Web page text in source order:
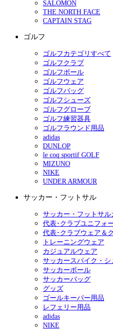
SALOMON
THE NORTH FACE
CAPTAIN STAG
ゴルフ
ゴルフカテゴリすべて
ゴルフクラブ
ゴルフボール
ゴルフウェア
ゴルフバッグ
ゴルフシューズ
ゴルフグローブ
ゴルフ練習器具
ゴルフラウンド用品
adidas
DUNLOP
le coq sportif GOLF
MIZUNO
NIKE
UNDER ARMOUR
サッカー・フットサル
サッカー・フットサル
代表･クラブユニフォ
代表･クラブウェア＆
トレーニングウェア
カジュアルウェア
サッカースパイク・シ
サッカーボール
サッカーバッグ
グッズ
ゴールキーパー用品
レフェリー用品
adidas
NIKE